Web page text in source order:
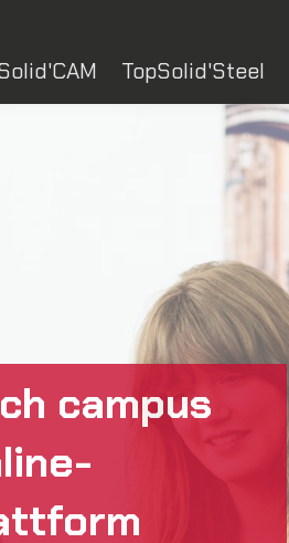
TopSolid'Steel
campus